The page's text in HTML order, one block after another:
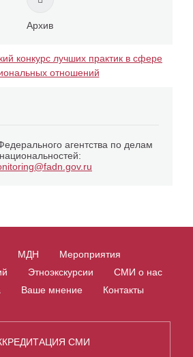
Архив
агентства по делам
национальностей:
МДН
Мероприятия
Этноэкскурсии
СМИ о нас
Ваше мнение Контакты
СМИ